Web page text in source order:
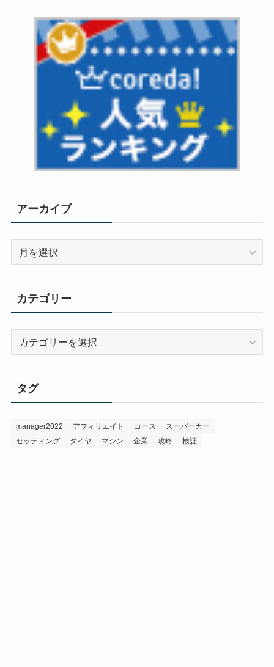
アーカイブ
ブ
カテゴリー
ー
タグ
manager2022 アフィリエイト コース
スーパーカー
セッティング
タイヤ マシン 企業 攻略 検証